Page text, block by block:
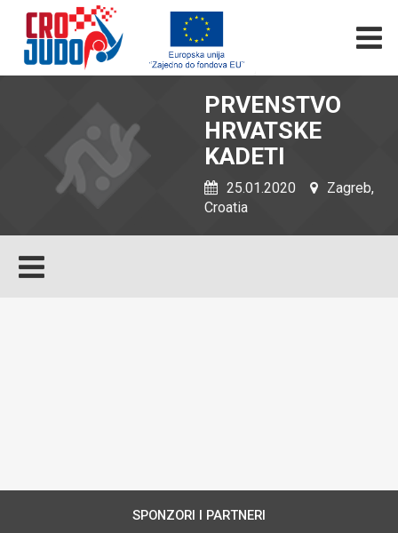
PRVENSTVO
HRVATSKE
KADETI
25.01.2020
Zagreb,
Croatia
SPONZORI I PARTNERI